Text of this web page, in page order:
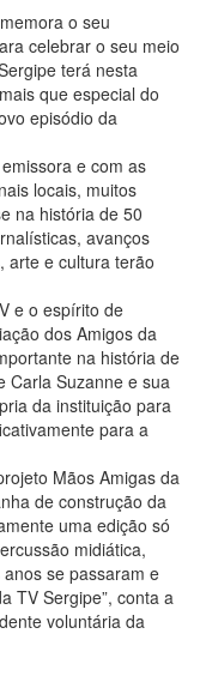
o seu
celebrar o seu meio
terá nesta
que especial do
episódio da
e com as
locais, muitos
na história de 50
avanços
arte e cultura terão
e o espírito de
dos Amigos da
na história de
Carla Suzanne e sua
da instituição para
para a
Mãos Amigas da
de construção da
uma edição só
midiática,
se passaram e
TV Sergipe”, conta a
voluntária da